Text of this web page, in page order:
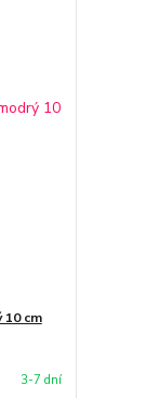
10 cm
3-7 dní